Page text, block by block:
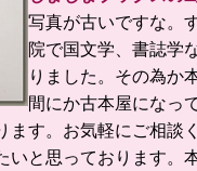
写真が古いですな。
院で国文学、書誌学
りました。 その為か
間にか古本屋になっ
ます。お気軽にご相談
いと思っております。